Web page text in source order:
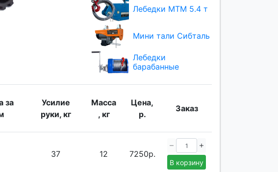
Лебедки МТМ 5.4 т
Мини тали Сибталь
Лебедки
барабанные
за
Усилие
руки, кг
Масса
, кг
Цена,
р.
Заказ
37 12 7250р.
В корзину